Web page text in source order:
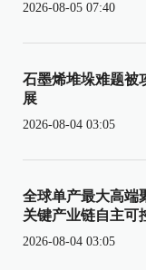
2026-08-05 07:40
石墨烯堆垛难题被
展
2026-08-04 03:05
全球单产最大高端
关键产业链自主可
2026-08-04 03:05